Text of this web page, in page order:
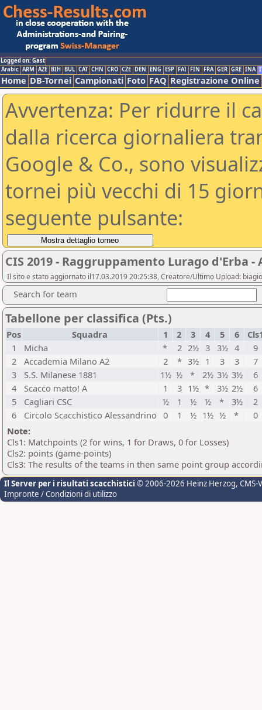
Logged on: Gast
Arabic ARM AZE BIH BUL CAT CHN CRO CZE DEN ENG ESP FAI FIN FRA GER GRE INA
Home DB-Tornei Campionati Foto FAQ Registrazione Online
Avvertenza: Per ridurre il
dalla ricerca giornaliera
Google & Co., sono
tornei più vecchi di 15
seguente pulsante:
CIS 2019 - Raggruppamento Lurago d'Erba -
Il sito e stato aggiornato il17.03.2019 20:25:38, Creatore/Ultimo Upload:
Search for team
Tabellone per classifica (Pts.)
Pos Squadra 1 2 3 4 5 6
1
Micha * 2 2½ 3 3½ 4
9
2
Accademia Milano A2 2 * 3½ 1 3 3
7
3
S.S. Milanese 1881 1½ ½ * 2½ 3½ 3½
6
4
Scacco matto! A 1 3 1½ * 3½ 2½
6
5
Cagliari CSC ½ 1 ½ ½ * 3½
2
6
Circolo Scacchistico Alessandrino 0 1 ½ 1½ ½ *
0
Note:
Cls1: Matchpoints (2 for wins, 1 for Draws, 0 for Losses)
Cls2: points (game-points)
Cls3: The results of the teams in then same point group
Il Server per i risultati scacchistici © 2006-2026 Heinz Herzog,
Impronte / Condizioni di utilizzo